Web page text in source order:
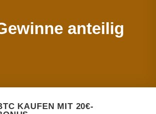
anteilig
KAUFEN MIT 20€-